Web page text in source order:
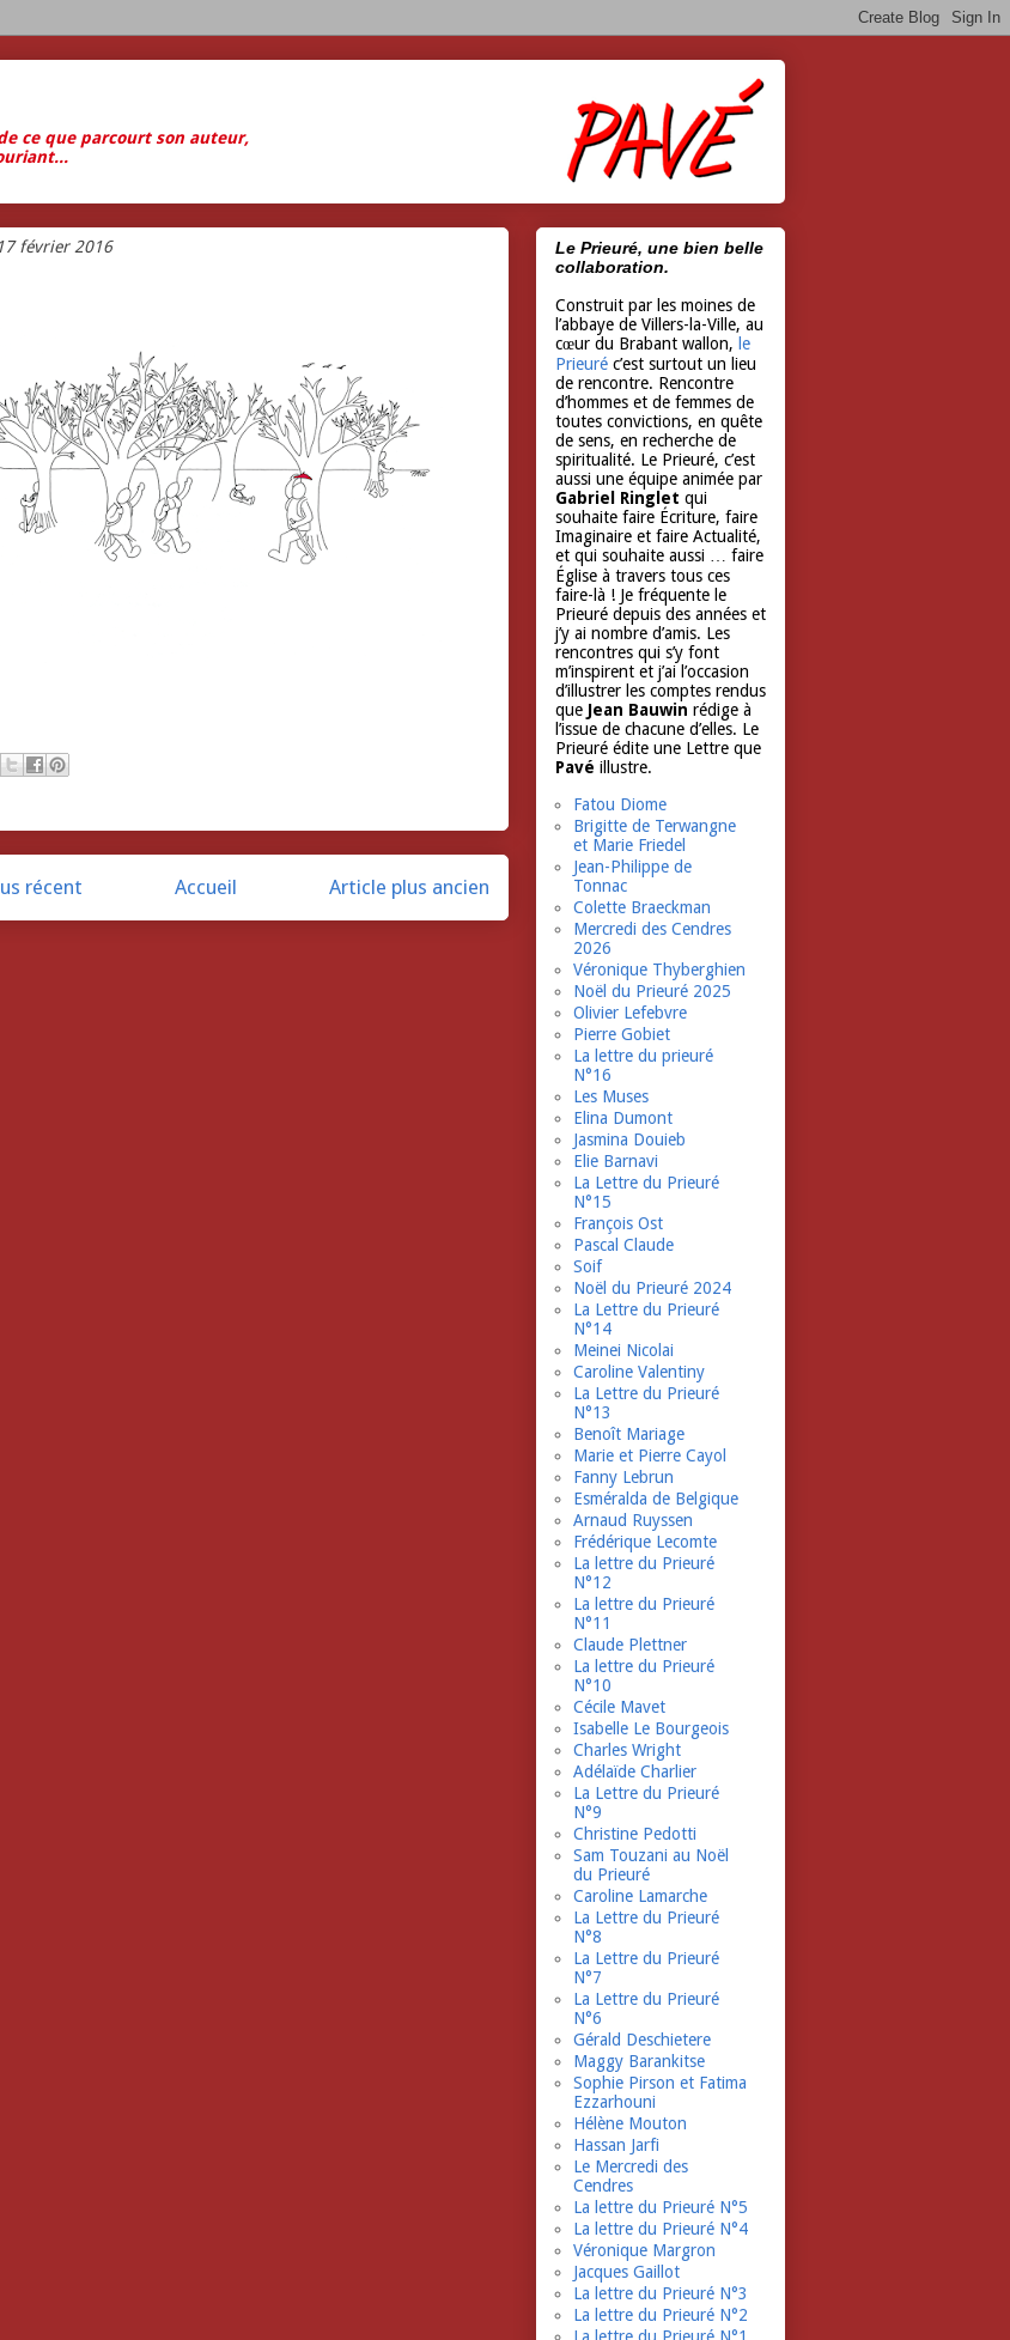
ce que parcourt son auteur,
février 2016
récent Article plus ancien
Accueil
Le Prieuré, une bien belle
collaboration.
Construit par les moines de
l’abbaye de Villers-la-Ville, au
cœur du Brabant wallon, le
Prieuré c’est surtout un lieu
de rencontre. Rencontre
d’hommes et de femmes de
toutes convictions, en quête
de sens, en recherche de
spiritualité. Le Prieuré, c’est
aussi une équipe animée par
Gabriel Ringlet qui
souhaite faire Écriture, faire
Imaginaire et faire Actualité,
et qui souhaite aussi … faire
Église à travers tous ces
faire-là ! Je fréquente le
Prieuré depuis des années et
j’y ai nombre d’amis. Les
rencontres qui s’y font
m’inspirent et j’ai l’occasion
d’illustrer les comptes rendus
que Jean Bauwin rédige à
l’issue de chacune d’elles. Le
Prieuré édite une Lettre que
Pavé illustre.
Fatou Diome
Brigitte de Terwangne
et Marie Friedel
Jean-Philippe de
Tonnac
Colette Braeckman
Mercredi des Cendres
2026
Véronique Thyberghien
Noël du Prieuré 2025
Olivier Lefebvre
Pierre Gobiet
La lettre du prieuré
N°16
Les Muses
Elina Dumont
Jasmina Douieb
Elie Barnavi
La Lettre du Prieuré
N°15
François Ost
Pascal Claude
Soif
Noël du Prieuré 2024
La Lettre du Prieuré
N°14
Meinei Nicolai
Caroline Valentiny
La Lettre du Prieuré
N°13
Benoît Mariage
Marie et Pierre Cayol
Fanny Lebrun
Esméralda de Belgique
Arnaud Ruyssen
Frédérique Lecomte
La lettre du Prieuré
N°12
La lettre du Prieuré
N°11
Claude Plettner
La lettre du Prieuré
N°10
Cécile Mavet
Isabelle Le Bourgeois
Charles Wright
Adélaïde Charlier
La Lettre du Prieuré
N°9
Christine Pedotti
Sam Touzani au Noël
du Prieuré
Caroline Lamarche
La Lettre du Prieuré
N°8
La Lettre du Prieuré
N°7
La Lettre du Prieuré
N°6
Gérald Deschietere
Maggy Barankitse
Sophie Pirson et Fatima
Ezzarhouni
Hélène Mouton
Hassan Jarfi
Le Mercredi des
Cendres
La lettre du Prieuré N°5
La lettre du Prieuré N°4
Véronique Margron
Jacques Gaillot
La lettre du Prieuré N°3
La lettre du Prieuré N°2